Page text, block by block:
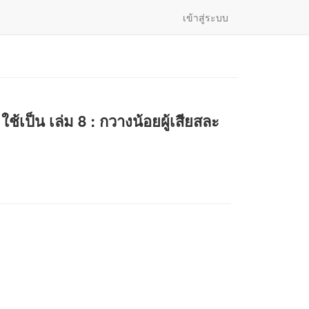
เข้าสู่ระบบ
เป็น เล่ม 8 : กวางน้อยผู้เสียสละ